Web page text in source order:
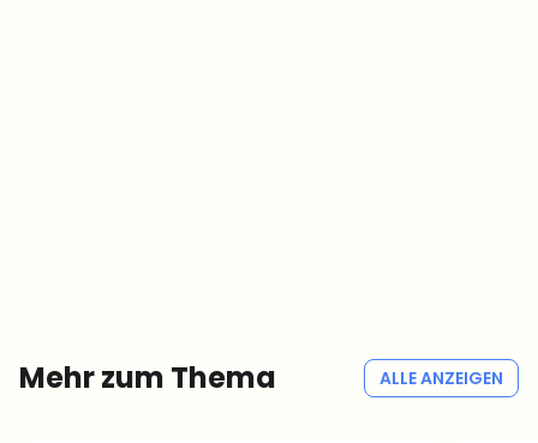
Mehr zum Thema ALLE ANZEIGEN